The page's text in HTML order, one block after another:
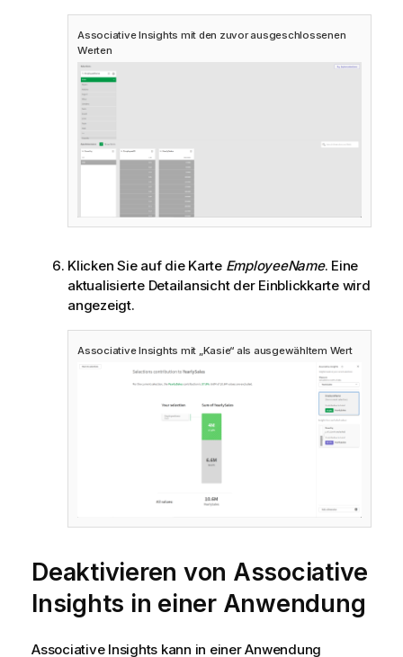
Associative Insights mit den zuvor ausgeschlossenen
Werten
Klicken Sie auf die Karte EmployeeName. Eine
aktualisierte Detailansicht der Einblickkarte wird
angezeigt.
Associative Insights mit „Kasie“ als ausgewähltem Wert
Deaktivieren von Associative
Insights in einer Anwendung
Associative Insights kann in einer Anwendung